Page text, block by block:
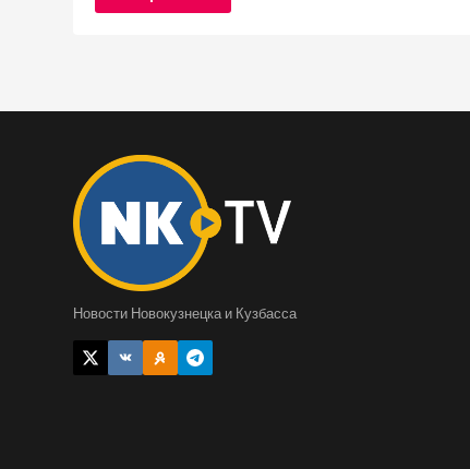
Новости Новокузнецка и Кузбасса